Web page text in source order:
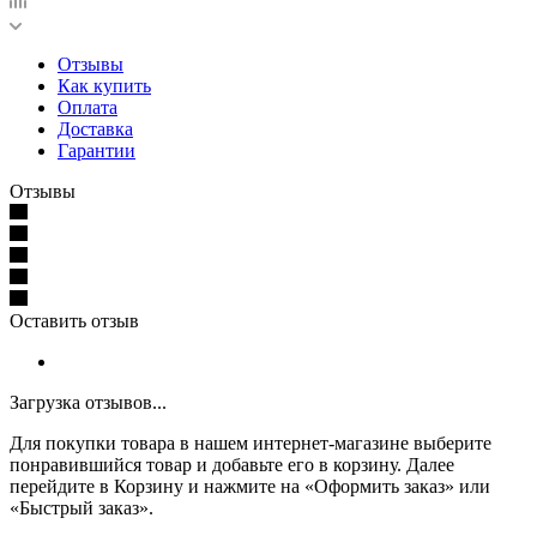
Отзывы
Как купить
Оплата
Доставка
Гарантии
Отзывы
Оставить отзыв
Загрузка отзывов...
Для покупки товара в нашем интернет-магазине выберите
понравившийся товар и добавьте его в корзину. Далее
перейдите в Корзину и нажмите на «Оформить заказ» или
«Быстрый заказ».